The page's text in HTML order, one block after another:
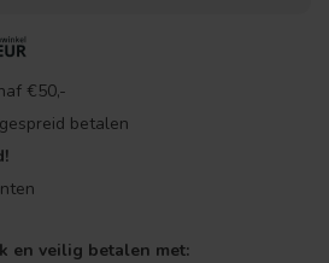
€50,-
betalen
en veilig betalen met: